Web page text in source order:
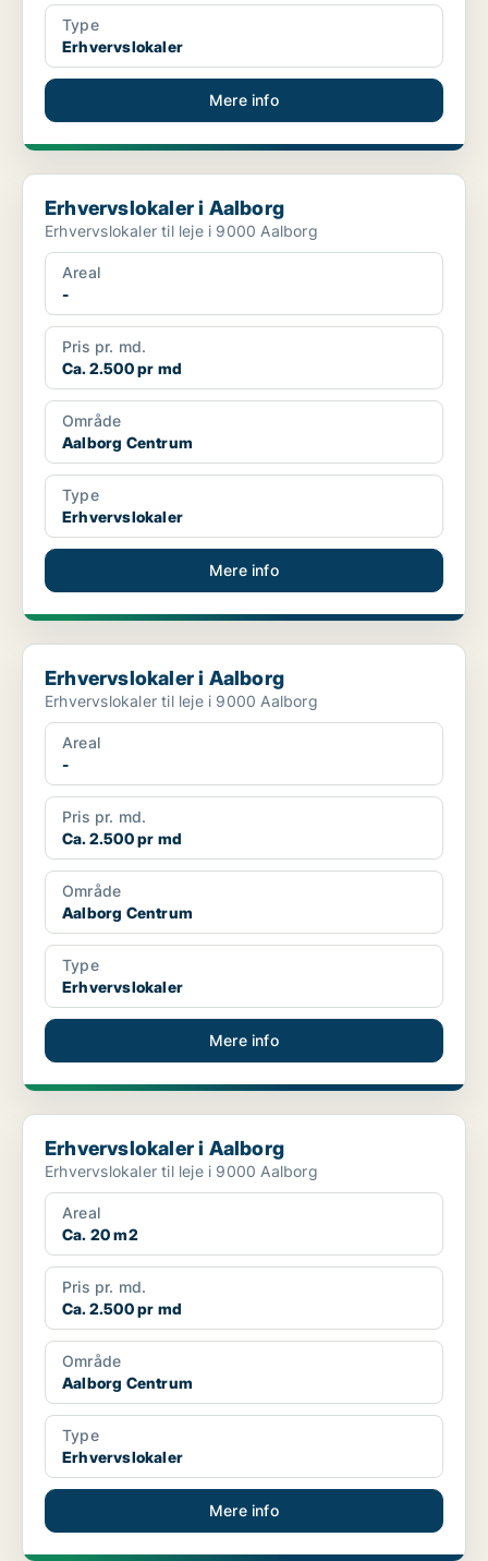
Type
Erhvervslokaler
Mere info
Erhvervslokaler i Aalborg
Erhvervslokaler i Aalborg
Erhvervslokaler til leje i 9000 Aalborg
Areal
-
Pris pr. md.
Ca. 2.500 pr md
Område
Aalborg Centrum
Type
Erhvervslokaler
Mere info
Erhvervslokaler i Aalborg
Erhvervslokaler i Aalborg
Erhvervslokaler til leje i 9000 Aalborg
Areal
-
Pris pr. md.
Ca. 2.500 pr md
Område
Aalborg Centrum
Type
Erhvervslokaler
Mere info
Erhvervslokaler i Aalborg
Erhvervslokaler i Aalborg
Erhvervslokaler til leje i 9000 Aalborg
Areal
Ca. 20 m2
Pris pr. md.
Ca. 2.500 pr md
Område
Aalborg Centrum
Type
Erhvervslokaler
Mere info